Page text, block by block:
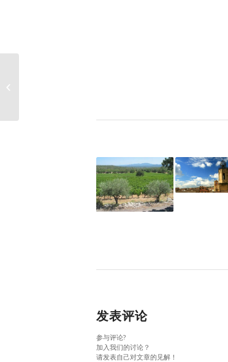
发表评论
参与评论?
加入我们的讨论？
请发表自己对文章的见解！